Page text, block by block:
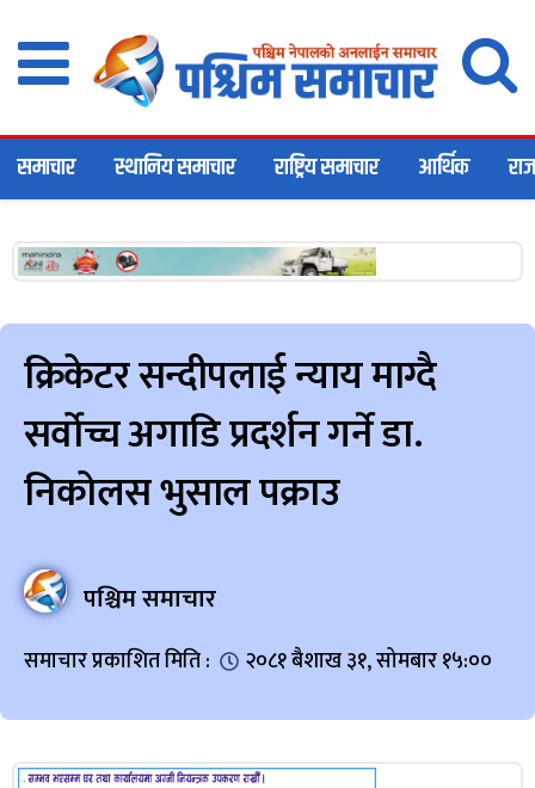
समाचार स्थानिय समाचार राष्ट्रिय समाचार आर्थिक
क्रिकेटर सन्दीपलाई न्याय माग्दै
सर्वोच्च अगाडि प्रदर्शन गर्ने डा.
निकोलस भुसाल पक्राउ
पश्चिम समाचार
समाचार प्रकाशित मिति : २०८१ बैशाख ३१, सोमबार १५:००